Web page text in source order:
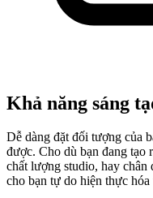
Khả năng sáng
Dễ dàng đặt đối tượng của
được. Cho dù bạn đang tạo
chất lượng studio, hay chân
cho bạn tự do hiện thực